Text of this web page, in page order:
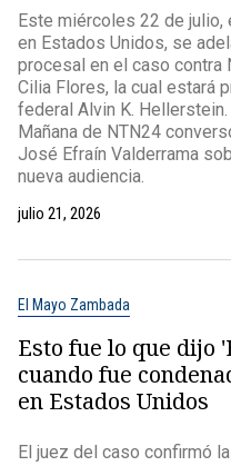
Este miércoles 22 de julio,
en Estados Unidos, se
procesal en el caso
Cilia Flores, la cual estará
federal Alvin K.
Mañana de NTN24
José Efraín Valderrama
nueva audiencia.
julio 21, 2026
El Mayo Zambada
Esto fue lo que dijo
cuando fue
en Estados Unidos
El juez del caso confirmó